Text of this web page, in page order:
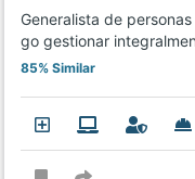
Generalista de
go gestionar
85% Similar